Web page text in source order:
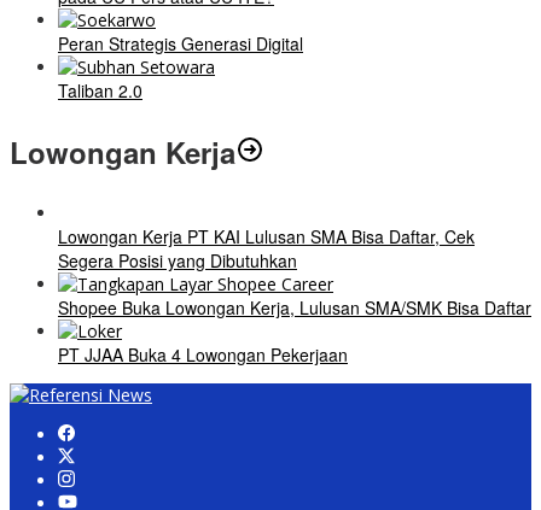
Peran Strategis Generasi Digital
Taliban 2.0
Lowongan Kerja
Lowongan Kerja PT KAI Lulusan SMA Bisa Daftar, Cek
Segera Posisi yang Dibutuhkan
Shopee Buka Lowongan Kerja, Lulusan SMA/SMK Bisa Daftar
PT JJAA Buka 4 Lowongan Pekerjaan